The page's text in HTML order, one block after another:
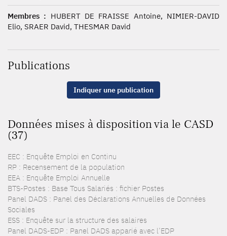
Membres : HUBERT DE FRAISSE Antoine, NIMIER-DAVID
Elio, SRAER David, THESMAR David
Publications
Indiquer une publication
Données mises à disposition via le CASD
(37)
EEC : Enquête Emploi en Continu
RP : Recensement de la population
EEA : Enquête Emploi Annuelle
BTS-Postes : Base Tous Salariés : fichier Postes
Panel DADS : Panel des Déclarations Annuelles de Données
Sociales
ESS : Enquête sur la structure des salaires
Panel DADS-EDP : Panel DADS apparié avec l’EDP